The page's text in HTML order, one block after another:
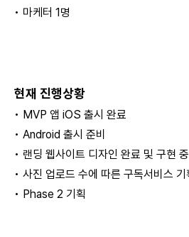
• 마케터 1명
현재 진행상황
• MVP 앱 iOS 출시 완료
• Android 출시 준비
• 랜딩 웹사이트 디자인 완료 및 구현 중
• 사진 업로드 수에 따른 구독서비스 기
• Phase 2 기획